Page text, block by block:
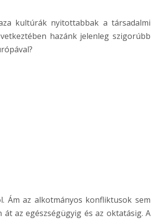
kultúrák nyitottabbak a társadalmi
hazánk jelenleg szigorúbb
Ám az alkotmányos konfliktusok sem
az egészségügyig és az oktatásig. A